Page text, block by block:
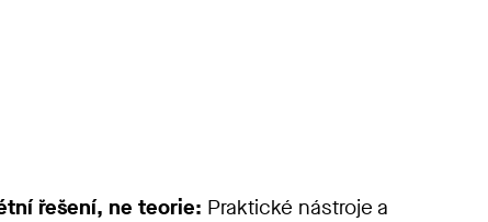
řešení, ne teorie: Praktické nástroje a